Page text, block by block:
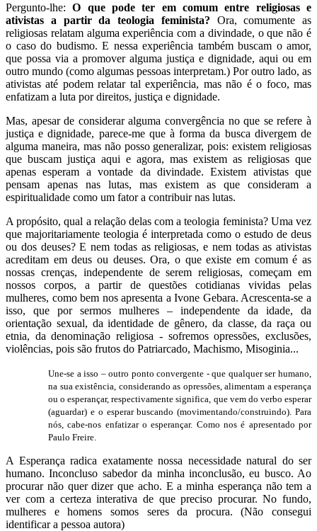
Pergunto-lhe:O que pode ter em comum entre religiosas e
ativistas a partir da teologia feminista? Ora, comumente as
religiosas relatam alguma experiência com a divindade, o que não é
o caso do budismo. E nessa experiência também buscam o amor,
que possa via a promover alguma justiça e dignidade, aqui ou em
outro mundo (como algumas pessoas interpretam.) Por outro lado, as
ativistas até podem relatar tal experiência, mas não é o foco, mas
enfatizam a luta por direitos, justiça e dignidade.
Mas, apesar de considerar alguma convergência no que se refere à
justiça e dignidade, parece-me que à forma da busca divergem de
alguma maneira, mas não posso generalizar, pois: existem religiosas
que buscam justiça aqui e agora, mas existem as religiosas que
apenas esperam a vontade da divindade. Existem ativistas que
pensam apenas nas lutas, mas existem as que consideram a
espiritualidade como um fator a contribuir nas lutas.
A propósito, qual a relação delas com a teologia feminista? Uma vez
que majoritariamente teologia é interpretada como o estudo de deus
ou dos deuses? E nem todas as religiosas, e nem todas as ativistas
acreditam em deus ou deuses. Ora, o que existe em comum é as
nossas crenças, independente de serem religiosas, começam em
nossos corpos, a partir de questões cotidianas vividas pelas
mulheres, como bem nos apresenta a Ivone Gebara. Acrescenta-se a
isso, que por sermos mulheres – independente da idade, da
orientação sexual, da identidade de gênero, da classe, da raça ou
etnia, da denominação religiosa - sofremos opressões, exclusões,
violências, pois são frutos do Patriarcado, Machismo, Misoginia...
Une-se a isso – outro ponto convergente - que qualquer ser humano,
na sua existência, considerando as opressões, alimentam a esperança
ou o esperançar, respectivamente significa, que vem do verbo esperar
(aguardar) e o esperar buscando (movimentando/construindo). Para
nós, cabe-nos enfatizar o esperançar. Como nos é apresentado por
Paulo Freire.
A Esperança radica exatamente nossa necessidade natural do ser
humano. Inconcluso sabedor da minha inconclusão, eu busco. Ao
procurar não quer dizer que acho. E a minha esperança não tem a
ver com a certeza interativa de que preciso procurar. No fundo,
mulheres e homens somos seres da procura. (Não consegui
identificar a pessoa autora)